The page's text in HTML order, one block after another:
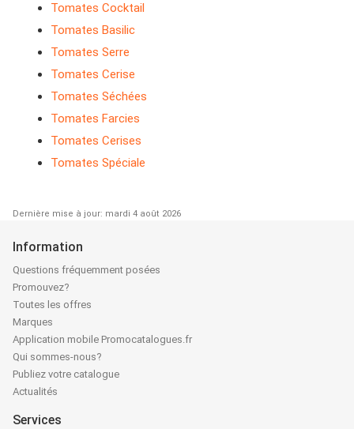
Tomates Cocktail
Tomates Basilic
Tomates Serre
Tomates Cerise
Tomates Séchées
Tomates Farcies
Tomates Cerises
Tomates Spéciale
Dernière mise à jour: mardi 4 août 2026
Information
Questions fréquemment posées
Promouvez?
Toutes les offres
Marques
Application mobile Promocatalogues.fr
Qui sommes-nous?
Publiez votre catalogue
Actualités
Services